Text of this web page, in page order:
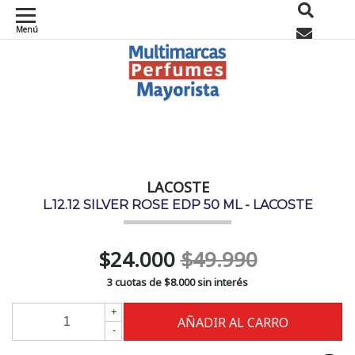
Menú
LACOSTE
L.12.12 SILVER ROSE EDP 50 ML - LACOSTE
$24.000$49.990
3 cuotas de$8.000sin interés
+
-